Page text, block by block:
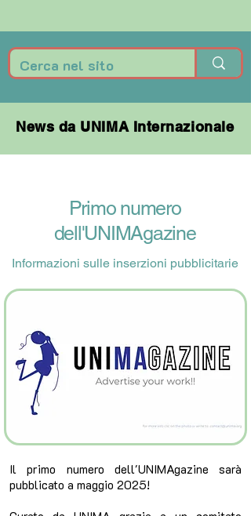
News da UNIMA Internazionale
News da UNIMA Internazionale
Primo numero
dell'UNIMAgazine
Informazioni sulle inserzioni pubblicitarie
Il primo numero dell'UNIMAgazine sarà
pubblicato a maggio 2025!